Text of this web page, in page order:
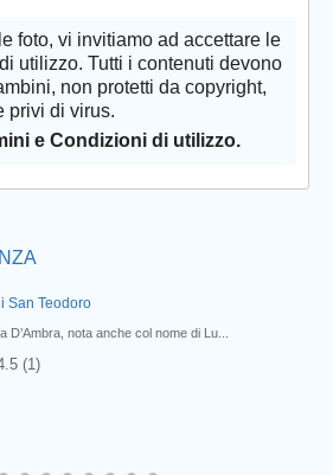
foto, vi invitiamo ad accettare le
utilizzo. Tutti i contenuti devono
non protetti da copyright,
privi di virus.
e Condizioni di utilizzo.
San Teodoro
D’Ambra, nota anche col nome di Lu...
(1)
Prev